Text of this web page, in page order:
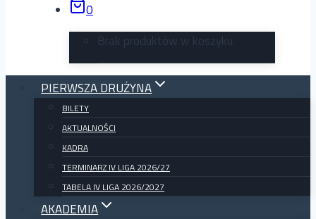
0
Brak produktów w koszyku.
PIERWSZA DRUŻYNA
BILETY
AKTUALNOŚCI
KADRA
TERMINARZ IV LIGA 2026/27
TABELA IV LIGA 2026/2027
AKADEMIA